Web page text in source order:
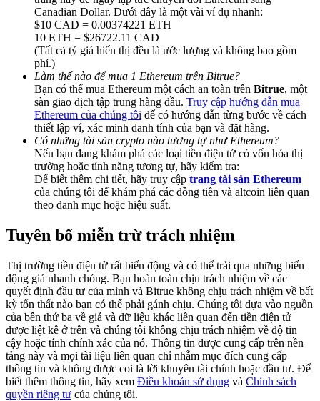
Deposit CASHCAT & Win
Share 500000 CASHCAT prize pool
Exclusive for BitMart Users
Precious Metals Trading Carnival
Trade Gold & Silver · 33,333 USDT Bonus
USDT New User Exclusive 10% APR
USDT Flexible Staking | Daily Rewards
Canadian Dollar. Dưới đây là một vài ví dụ nhanh:
$10 CAD = 0.00374221 ETH
10 ETH = $26722.11 CAD
(Tất cả tỷ giá hiển thị đều là ước lượng và không bao gồm
phí.)
Làm thế nào để mua 1 Ethereum trên Bitrue?
Bạn có thể mua Ethereum một cách an toàn trên Bitrue, một
sàn giao dịch tập trung hàng đầu. Truy cập hướng dẫn mua
Ethereum của chúng tôi để có hướng dẫn từng bước về cách
thiết lập ví, xác minh danh tính của bạn và đặt hàng.
Có những tài sản crypto nào tương tự như Ethereum?
Nếu bạn đang khám phá các loại tiền điện tử có vốn hóa thị
trường hoặc tính năng tương tự, hãy kiểm tra:
Để biết thêm chi tiết, hãy truy cập trang tài sản Ethereum
của chúng tôi để khám phá các đồng tiền và altcoin liên quan
theo danh mục hoặc hiệu suất.
Tuyên bố miễn trừ trách nhiệm
Thị trường tiền điện tử rất biến động và có thể trải qua những biến
động giá nhanh chóng. Bạn hoàn toàn chịu trách nhiệm về các
quyết định đầu tư của mình và Bitrue không chịu trách nhiệm về bất
kỳ tổn thất nào bạn có thể phải gánh chịu. Chúng tôi dựa vào nguồn
của bên thứ ba về giá và dữ liệu khác liên quan đến tiền điện tử
được liệt kê ở trên và chúng tôi không chịu trách nhiệm về độ tin
cậy hoặc tính chính xác của nó. Thông tin được cung cấp trên nền
tảng này và mọi tài liệu liên quan chỉ nhằm mục đích cung cấp
thông tin và không được coi là lời khuyên tài chính hoặc đầu tư. Để
biết thêm thông tin, hãy xem Điều khoản sử dụng và Chính sách
quyền riêng tư của chúng tôi.